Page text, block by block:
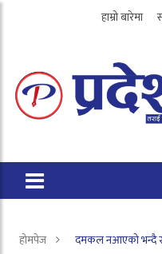
हाम्रो बारेमा
होमपेज दमकल नआएको भन्दै